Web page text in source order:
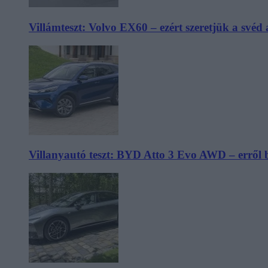
Villámteszt: Volvo EX60 – ezért szeretjük a svéd
Villanyautó teszt: BYD Atto 3 Evo AWD – erről